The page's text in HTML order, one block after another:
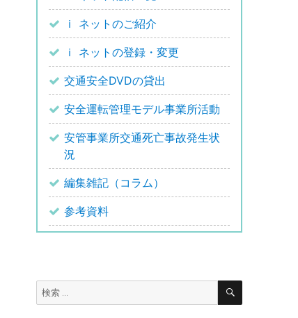
ｉ ネットのご紹介
ｉ ネットの登録・変更
交通安全DVDの貸出
安全運転管理モデル事業所活動
安管事業所交通死亡事故発生状
況
編集雑記（コラム）
参考資料
検
索:
検